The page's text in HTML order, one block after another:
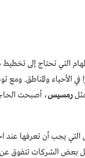
التي تحتاج إلى
في الأحياء والمناطق. ومع
رمسيس، أصبحت
يجب أن تعرفها عند
بعض الشركات تتفوق